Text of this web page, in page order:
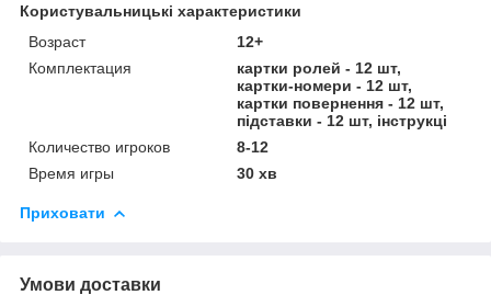
Користувальницькі характеристики
Возраст
12+
Комплектация
картки ролей - 12 шт,
картки-номери - 12 шт,
картки повернення - 12 шт,
підставки - 12 шт, інструкці
Количество игроков
8-12
Время игры
30 хв
Приховати
Умови доставки